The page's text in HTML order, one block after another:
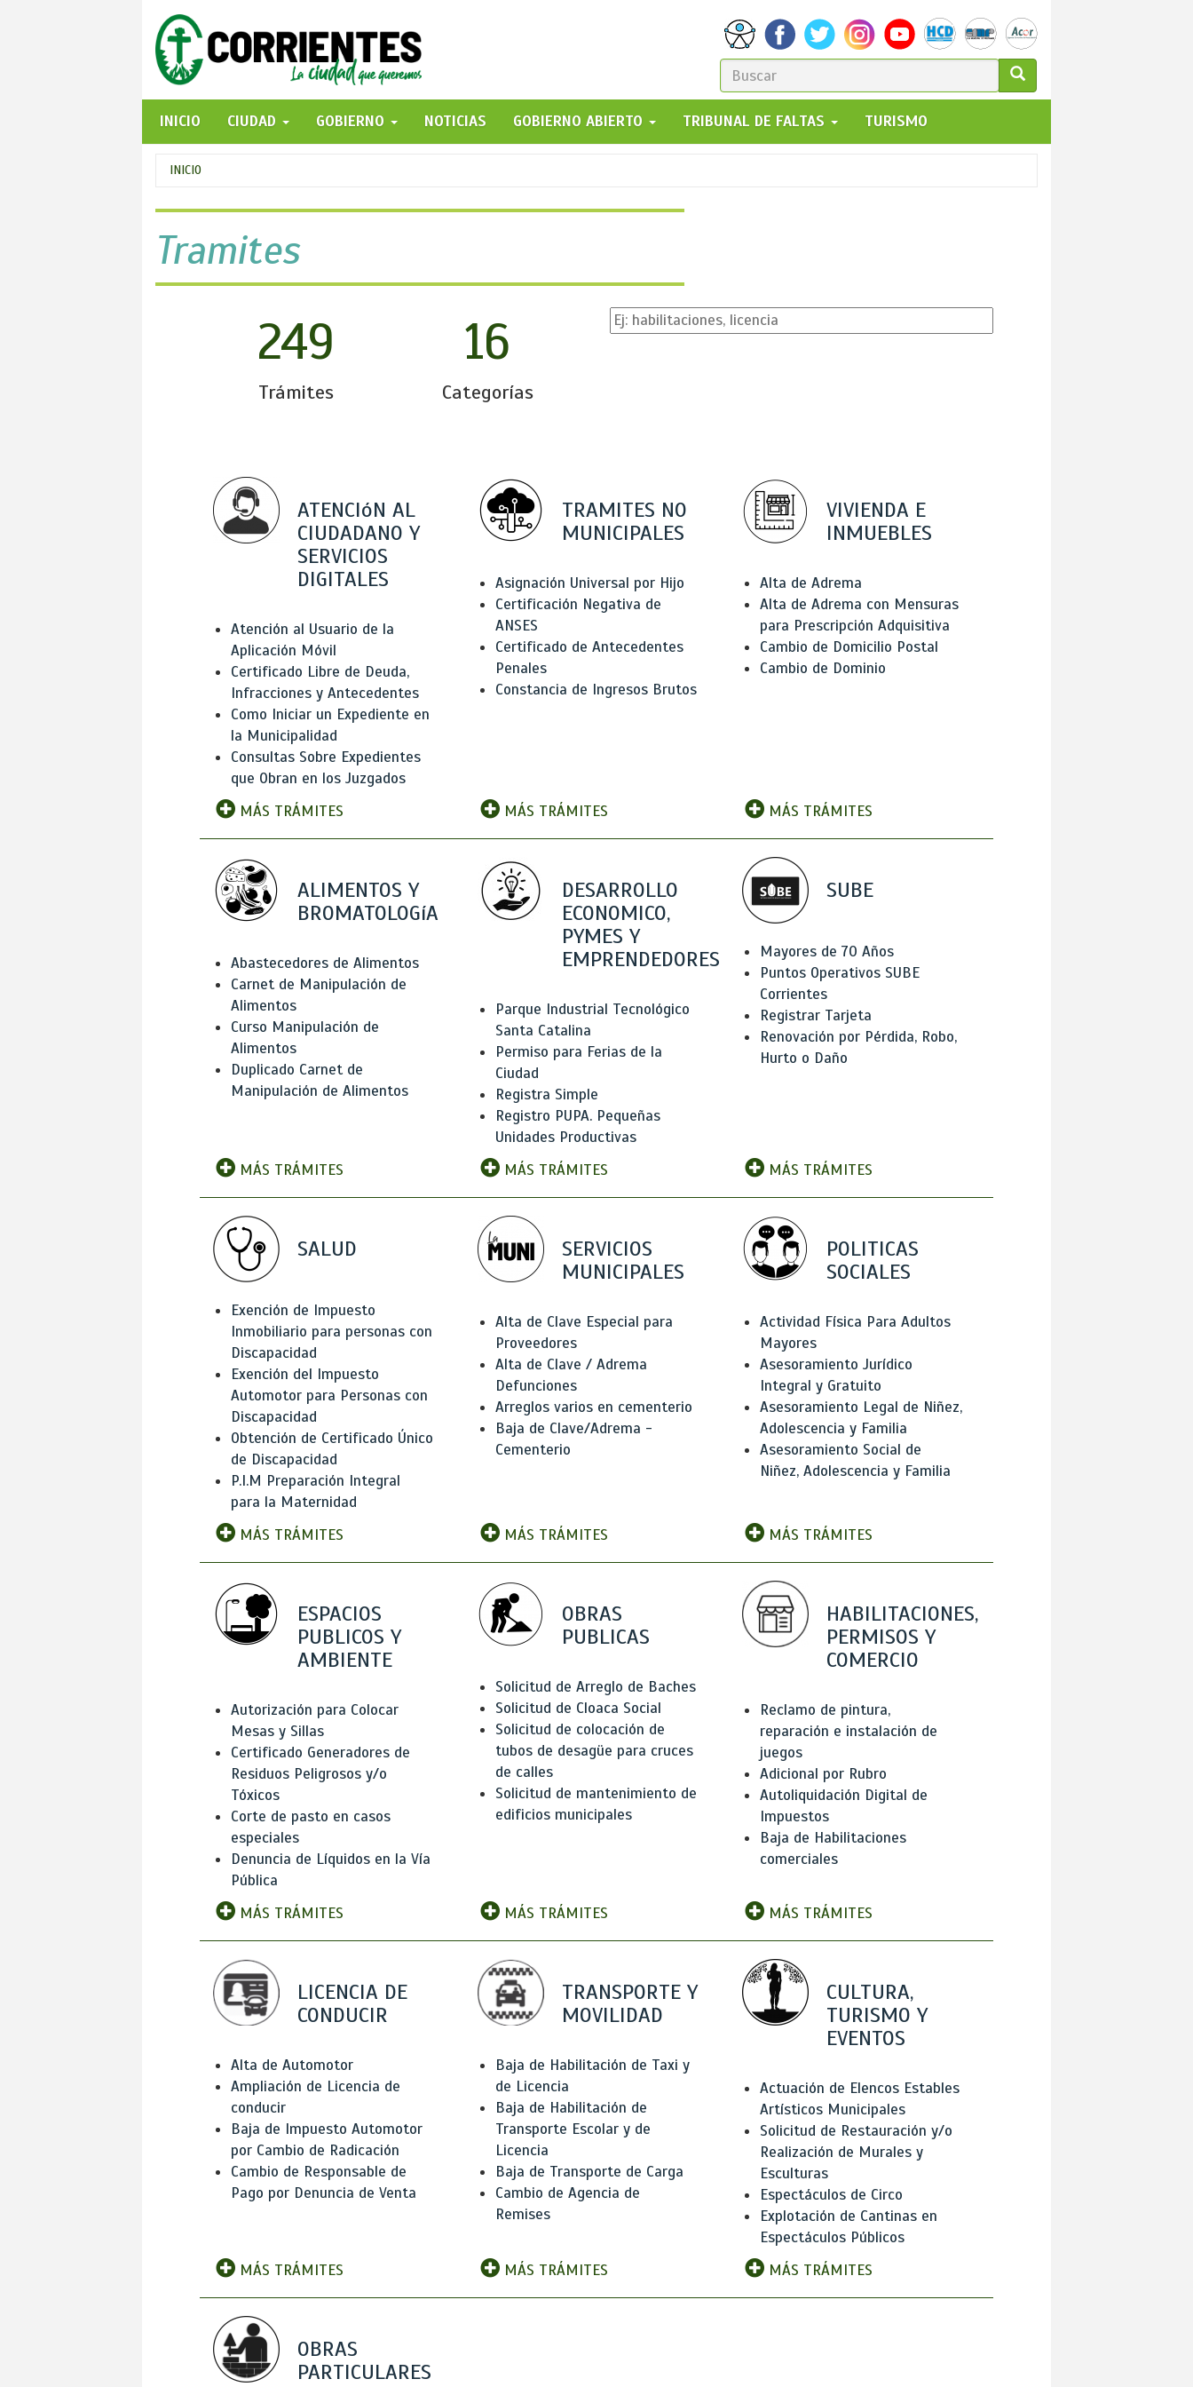
FORMULARIO
DE
BÚSQUEDA
GO!
INICIO
CIUDAD GOBIERNO NOTICIAS GOBIERNO ABIERTO TRIBUNAL DE FALTAS TURISMO
Se
encuentra
usted
aquí
INICIO
Tramites
249
Trámites
16
Categorías
ATENCIóN AL
CIUDADANO Y
SERVICIOS
DIGITALES
Atención al Usuario de la
Aplicación Móvil
Certificado Libre de Deuda,
Infracciones y Antecedentes
Como Iniciar un Expediente en
la Municipalidad
Consultas Sobre Expedientes
que Obran en los Juzgados
MÁS TRÁMITES
TRAMITES NO
MUNICIPALES
Asignación Universal por Hijo
Certificación Negativa de
ANSES
Certificado de Antecedentes
Penales
Constancia de Ingresos Brutos
MÁS TRÁMITES
VIVIENDA E
INMUEBLES
Alta de Adrema
Alta de Adrema con Mensuras
para Prescripción Adquisitiva
Cambio de Domicilio Postal
Cambio de Dominio
MÁS TRÁMITES
ALIMENTOS Y
BROMATOLOGíA
Abastecedores de Alimentos
Carnet de Manipulación de
Alimentos
Curso Manipulación de
Alimentos
Duplicado Carnet de
Manipulación de Alimentos
MÁS TRÁMITES
DESARROLLO
ECONOMICO,
PYMES Y
EMPRENDEDORES
Parque Industrial Tecnológico
Santa Catalina
Permiso para Ferias de la
Ciudad
Registra Simple
Registro PUPA. Pequeñas
Unidades Productivas
MÁS TRÁMITES
SUBE
Mayores de 70 Años
Puntos Operativos SUBE
Corrientes
Registrar Tarjeta
Renovación por Pérdida, Robo,
Hurto o Daño
MÁS TRÁMITES
SALUD
Exención de Impuesto
Inmobiliario para personas con
Discapacidad
Exención del Impuesto
Automotor para Personas con
Discapacidad
Obtención de Certificado Único
de Discapacidad
P.I.M Preparación Integral
para la Maternidad
MÁS TRÁMITES
SERVICIOS
MUNICIPALES
Alta de Clave Especial para
Proveedores
Alta de Clave / Adrema
Defunciones
Arreglos varios en cementerio
Baja de Clave/Adrema -
Cementerio
MÁS TRÁMITES
POLITICAS
SOCIALES
Actividad Física Para Adultos
Mayores
Asesoramiento Jurídico
Integral y Gratuito
Asesoramiento Legal de Niñez,
Adolescencia y Familia
Asesoramiento Social de
Niñez, Adolescencia y Familia
MÁS TRÁMITES
ESPACIOS
PUBLICOS Y
AMBIENTE
Autorización para Colocar
Mesas y Sillas
Certificado Generadores de
Residuos Peligrosos y/o
Tóxicos
Corte de pasto en casos
especiales
Denuncia de Líquidos en la Vía
Pública
MÁS TRÁMITES
OBRAS
PUBLICAS
Solicitud de Arreglo de Baches
Solicitud de Cloaca Social
Solicitud de colocación de
tubos de desagüe para cruces
de calles
Solicitud de mantenimiento de
edificios municipales
MÁS TRÁMITES
HABILITACIONES,
PERMISOS Y
COMERCIO
Reclamo de pintura,
reparación e instalación de
juegos
Adicional por Rubro
Autoliquidación Digital de
Impuestos
Baja de Habilitaciones
comerciales
MÁS TRÁMITES
LICENCIA DE
CONDUCIR
Alta de Automotor
Ampliación de Licencia de
conducir
Baja de Impuesto Automotor
por Cambio de Radicación
Cambio de Responsable de
Pago por Denuncia de Venta
MÁS TRÁMITES
TRANSPORTE Y
MOVILIDAD
Baja de Habilitación de Taxi y
de Licencia
Baja de Habilitación de
Transporte Escolar y de
Licencia
Baja de Transporte de Carga
Cambio de Agencia de
Remises
MÁS TRÁMITES
CULTURA,
TURISMO Y
EVENTOS
Actuación de Elencos Estables
Artísticos Municipales
Solicitud de Restauración y/o
Realización de Murales y
Esculturas
Espectáculos de Circo
Explotación de Cantinas en
Espectáculos Públicos
MÁS TRÁMITES
OBRAS
PARTICULARES